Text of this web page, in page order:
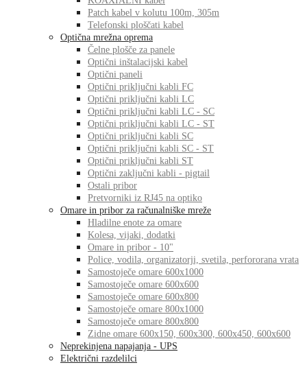
Patch kabel v kolutu 100m, 305m
Telefonski ploščati kabel
Optična mrežna oprema
Čelne plošče za panele
Optični inštalacijski kabel
Optični paneli
Optični priključni kabli FC
Optični priključni kabli LC
Optični priključni kabli LC - SC
Optični priključni kabli LC - ST
Optični priključni kabli SC
Optični priključni kabli SC - ST
Optični priključni kabli ST
Optični zaključni kabli - pigtail
Ostali pribor
Pretvorniki iz RJ45 na optiko
Omare in pribor za računalniške mreže
Hladilne enote za omare
Kolesa, vijaki, dodatki
Omare in pribor - 10"
Police, vodila, organizatorji, svetila, perfororana vrata
Samostoječe omare 600x1000
Samostoječe omare 600x600
Samostoječe omare 600x800
Samostoječe omare 800x1000
Samostoječe omare 800x800
Zidne omare 600x150, 600x300, 600x450, 600x600
Neprekinjena napajanja - UPS
Električni razdelilci